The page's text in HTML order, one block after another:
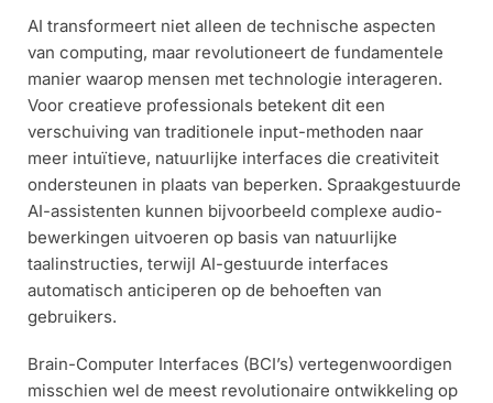
AI transformeert niet alleen de technische aspecten
van computing, maar revolutioneert de fundamentele
manier waarop mensen met technologie interageren.
Voor creatieve professionals betekent dit een
verschuiving van traditionele input-methoden naar
meer intuïtieve, natuurlijke interfaces die creativiteit
ondersteunen in plaats van beperken. Spraakgestuurde
AI-assistenten kunnen bijvoorbeeld complexe audio-
bewerkingen uitvoeren op basis van natuurlijke
taalinstructies, terwijl AI-gestuurde interfaces
automatisch anticiperen op de behoeften van
gebruikers.
Brain-Computer Interfaces (BCI’s) vertegenwoordigen
misschien wel de meest revolutionaire ontwikkeling op